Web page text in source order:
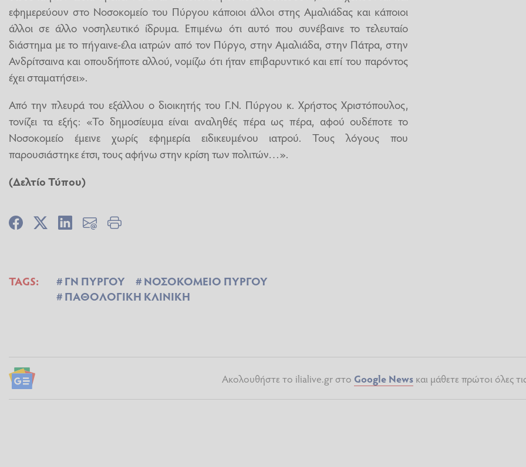
εφημερεύουν στο Νοσοκομείο του Πύργου κάποιοι άλλοι στης Αμαλιάδας και κάποιοι
άλλοι σε άλλο νοσηλευτικό ίδρυμα. Επιμένω ότι αυτό που συνέβαινε το τελευταίο
διάστημα με το πήγαινε-έλα ιατρών από τον Πύργο, στην Αμαλιάδα, στην Πάτρα, στην
Ανδρίτσαινα και οπουδήποτε αλλού, νομίζω ότι ήταν επιβαρυντικό και επί του παρόντος
έχει σταματήσει».
Από την πλευρά του εξάλλου ο διοικητής του Γ.Ν. Πύργου κ. Χρήστος Χριστόπουλος,
τονίζει τα εξής: «Το δημοσίευμα είναι αναληθές πέρα ως πέρα, αφού ουδέποτε το
Νοσοκομείο έμεινε χωρίς εφημερία ειδικευμένου ιατρού. Τους λόγους που
παρουσιάστηκε έτσι, τους αφήνω στην κρίση των πολιτών…».
(Δελτίο Τύπου)
TAGS: ΓΝ ΠΥΡΓΟΥ
ΝΟΣΟΚΟΜΕΙΟ ΠΥΡΓΟΥ
ΠΑΘΟΛΟΓΙΚΗ ΚΛΙΝΙΚΗ
Ακολουθήστε το ilialive.gr στο Google Newsκαι μάθετε πρώτοι όλες